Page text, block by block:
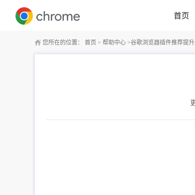
首页
您所在的位置： 首页 > 帮助中心 >谷歌浏览器插件推荐提